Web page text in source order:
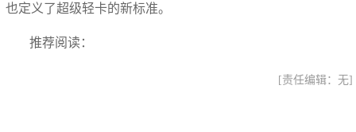
也定义了超级轻卡的新标准。
推荐阅读：
[责任编辑：无]